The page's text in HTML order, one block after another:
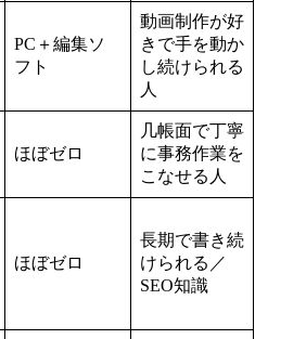
PC＋編集ソ
フト
動画制作が好
きで手を動か
し続けられる
人
ほぼゼロ
几帳面で丁寧
に事務作業を
こなせる人
ほぼゼロ
長期で書き続
けられる／
SEO知識